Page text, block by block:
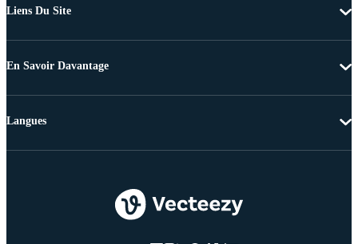
Liens Du Site
En Savoir Davantage
Langues